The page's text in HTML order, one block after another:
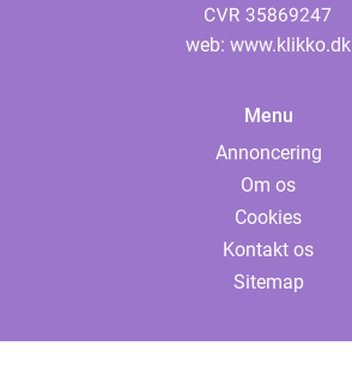
web: www.klikko.dk
Menu
Annoncering
Om os
Cookies
Kontakt os
Sitemap